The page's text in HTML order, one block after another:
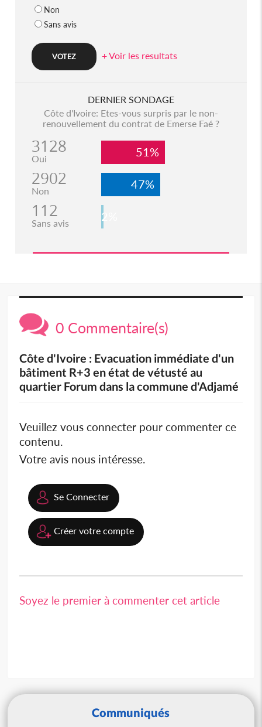
Non
Sans avis
+ Voir les resultats
DERNIER SONDAGE
Côte d'Ivoire: Etes-vous surpris par le non-
renouvellement du contrat de Emerse Faé ?
3128
Oui 51%
2902
Non 47%
112
Sans avis 2%
0 Commentaire(s)
Côte d'Ivoire : Evacuation immédiate d'un
bâtiment R+3 en état de vétusté au
quartier Forum dans la commune d'Adjamé
Veuillez vous connecter pour commenter ce
contenu.
Votre avis nous intéresse.
Se Connecter
Créer votre compte
Soyez le premier à commenter cet article
Communiqués